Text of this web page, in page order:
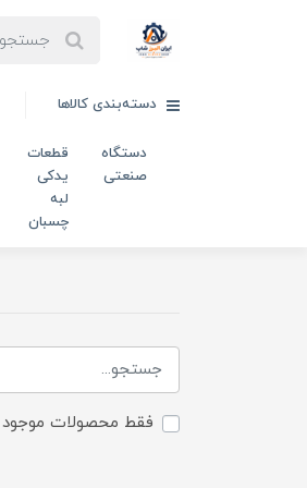
دسته‌بندی کالاها
دستگاه
صنعتی
قطعات
یدکی
لبه
چسبان
فقط محصولات موجود